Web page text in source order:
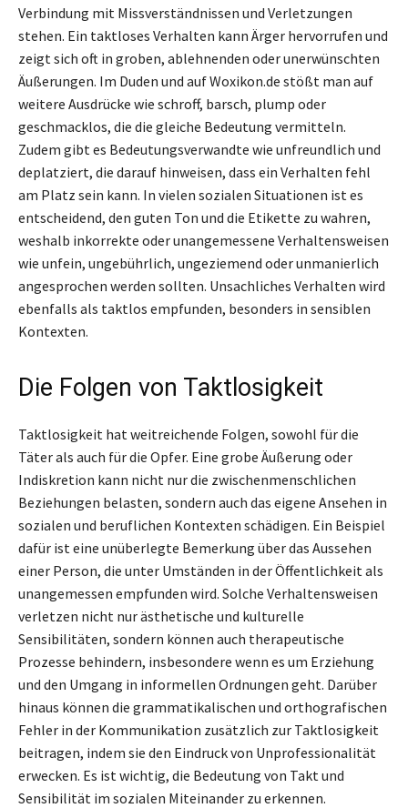
Verbindung mit Missverständnissen und Verletzungen
stehen. Ein taktloses Verhalten kann Ärger hervorrufen und
zeigt sich oft in groben, ablehnenden oder unerwünschten
Äußerungen. Im Duden und auf Woxikon.de stößt man auf
weitere Ausdrücke wie schroff, barsch, plump oder
geschmacklos, die die gleiche Bedeutung vermitteln.
Zudem gibt es Bedeutungsverwandte wie unfreundlich und
deplatziert, die darauf hinweisen, dass ein Verhalten fehl
am Platz sein kann. In vielen sozialen Situationen ist es
entscheidend, den guten Ton und die Etikette zu wahren,
weshalb inkorrekte oder unangemessene Verhaltensweisen
wie unfein, ungebührlich, ungeziemend oder unmanierlich
angesprochen werden sollten. Unsachliches Verhalten wird
ebenfalls als taktlos empfunden, besonders in sensiblen
Kontexten.
Die Folgen von Taktlosigkeit
Taktlosigkeit hat weitreichende Folgen, sowohl für die
Täter als auch für die Opfer. Eine grobe Äußerung oder
Indiskretion kann nicht nur die zwischenmenschlichen
Beziehungen belasten, sondern auch das eigene Ansehen in
sozialen und beruflichen Kontexten schädigen. Ein Beispiel
dafür ist eine unüberlegte Bemerkung über das Aussehen
einer Person, die unter Umständen in der Öffentlichkeit als
unangemessen empfunden wird. Solche Verhaltensweisen
verletzen nicht nur ästhetische und kulturelle
Sensibilitäten, sondern können auch therapeutische
Prozesse behindern, insbesondere wenn es um Erziehung
und den Umgang in informellen Ordnungen geht. Darüber
hinaus können die grammatikalischen und orthografischen
Fehler in der Kommunikation zusätzlich zur Taktlosigkeit
beitragen, indem sie den Eindruck von Unprofessionalität
erwecken. Es ist wichtig, die Bedeutung von Takt und
Sensibilität im sozialen Miteinander zu erkennen.